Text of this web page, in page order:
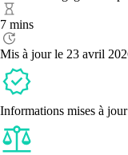
7 mins
Mis à jour le 23 avril
Informations mises à